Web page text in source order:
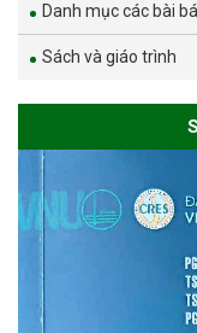
Danh mục các bài
Sách và giáo trình